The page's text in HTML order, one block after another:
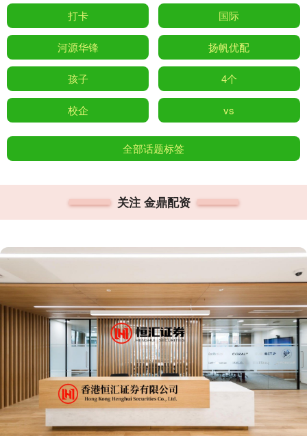
打卡 国际
河源华锋 扬帆优配
孩子 4个
校企 vs
全部话题标签
关注 金鼎配资